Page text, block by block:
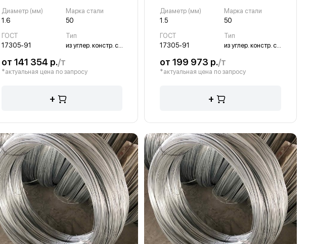
Диаметр (мм)
1.6
Марка стали
50
ГОСТ
17305-91
Тип
из углер. констр. стали
от 141 354 р./т
*актуальная цена по запросу
+
Диаметр (мм)
1.5
Марка стали
50
ГОСТ
17305-91
Тип
из углер. констр. стали
от 199 973 р./т
*актуальная цена по запросу
+